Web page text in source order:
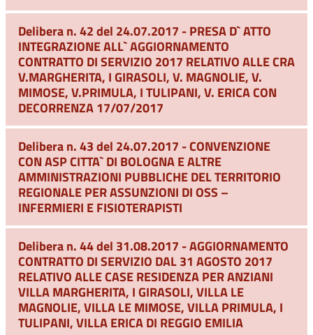
Delibera n. 42 del 24.07.2017 - PRESA D` ATTO
INTEGRAZIONE ALL` AGGIORNAMENTO
CONTRATTO DI SERVIZIO 2017 RELATIVO ALLE CRA
V.MARGHERITA, I GIRASOLI, V. MAGNOLIE, V.
MIMOSE, V.PRIMULA, I TULIPANI, V. ERICA CON
DECORRENZA 17/07/2017
Delibera n. 43 del 24.07.2017 - CONVENZIONE
CON ASP CITTA` DI BOLOGNA E ALTRE
AMMINISTRAZIONI PUBBLICHE DEL TERRITORIO
REGIONALE PER ASSUNZIONI DI OSS –
INFERMIERI E FISIOTERAPISTI
Delibera n. 44 del 31.08.2017 - AGGIORNAMENTO
CONTRATTO DI SERVIZIO DAL 31 AGOSTO 2017
RELATIVO ALLE CASE RESIDENZA PER ANZIANI
VILLA MARGHERITA, I GIRASOLI, VILLA LE
MAGNOLIE, VILLA LE MIMOSE, VILLA PRIMULA, I
TULIPANI, VILLA ERICA DI REGGIO EMILIA